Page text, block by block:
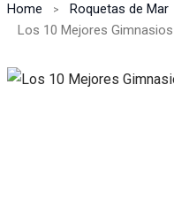
Home
Roquetas de Mar
Los 10 Mejores